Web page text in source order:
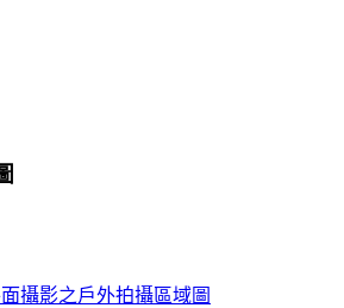
攝影之戶外拍攝區域圖